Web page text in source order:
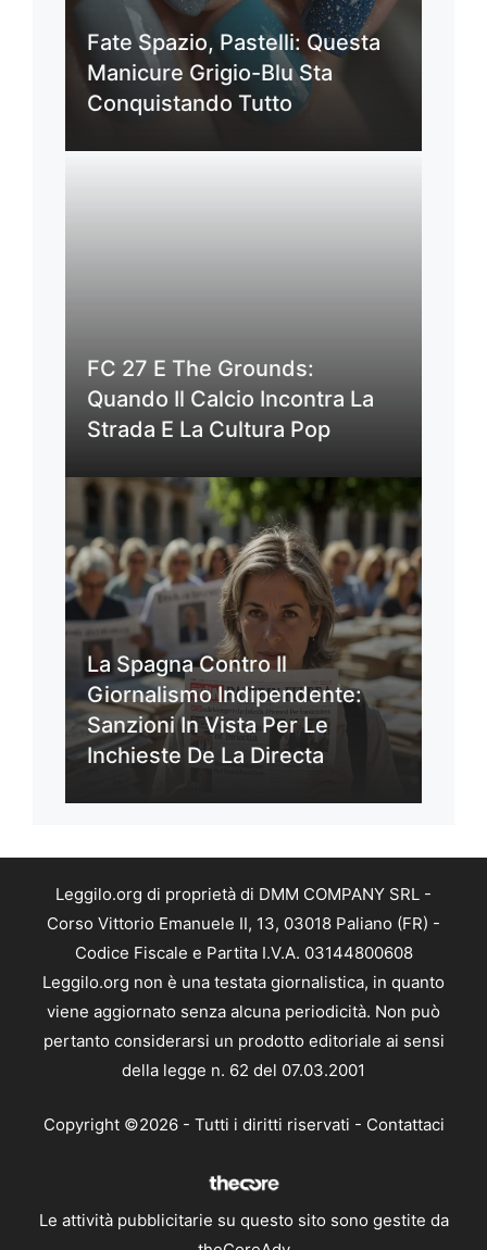
Fate Spazio, Pastelli: Questa
Manicure Grigio-Blu Sta
Conquistando Tutto
FC 27 E The Grounds:
Quando Il Calcio Incontra La
Strada E La Cultura Pop
La Spagna Contro Il
Giornalismo Indipendente:
Sanzioni In Vista Per Le
Inchieste De La Directa
Leggilo.org di proprietà di DMM COMPANY SRL -
Corso Vittorio Emanuele II, 13, 03018 Paliano (FR) -
Codice Fiscale e Partita I.V.A. 03144800608
Leggilo.org non è una testata giornalistica, in quanto
viene aggiornato senza alcuna periodicità. Non può
pertanto considerarsi un prodotto editoriale ai sensi
della legge n. 62 del 07.03.2001
Copyright ©2026 - Tutti i diritti riservati - Contattaci
Le attività pubblicitarie su questo sito sono gestite da